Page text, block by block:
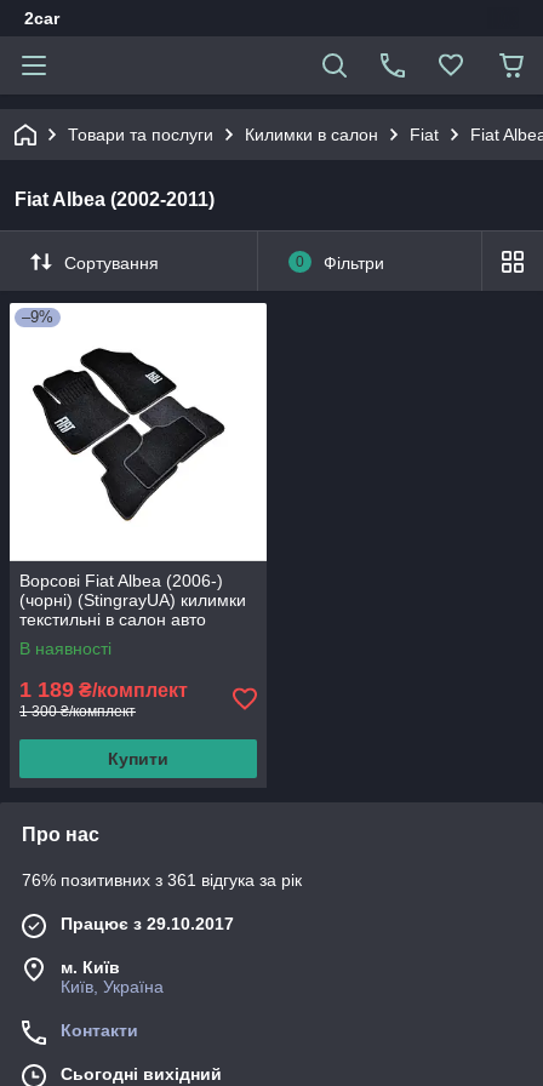
2car
Товари та послуги Килимки в салон Fiat Fiat
Fiat Albea (2002-2011)
Сортування 0 Фільтри
–9%
Ворсові Fiat Albea (2006-)
(чорні) (StingrayUA) килимки
текстильні в салон авто
В наявності
1 189 ₴/комплект
1 300 ₴/комплект
Купити
Про нас
76% позитивних з 361 відгука за рік
Працює з 29.10.2017
м. Київ
Київ, Україна
Контакти
Сьогодні вихідний